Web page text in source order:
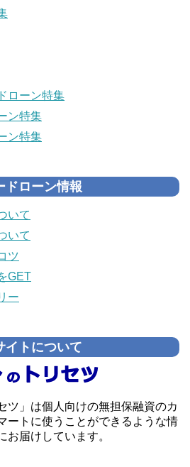
ローン特集
ン特集
ン特集
ドローン情報
いて
いて
ツ
GET
ー
イトについて
ツ」は個人向けの無担保融資のカ
ートに使うことができるような情
お届けしています。